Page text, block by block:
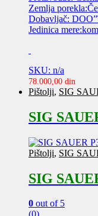
Zemlja
Dobavljač:
Jedinica mere:kom
SKU: n/a
78.000,00 din
Pištolji, SIG
SIG
Pištolji, SIG
SIG
0 out of 5